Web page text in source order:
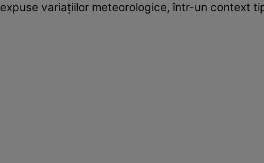
expuse variațiilor meteorologice, într-un context